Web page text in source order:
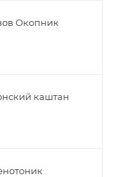
Окопник
каштан